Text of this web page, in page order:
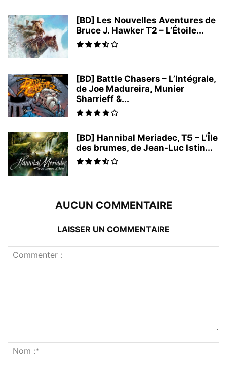
[BD] Les Nouvelles Aventures de
Bruce J. Hawker T2 – L’Étoile...
[BD] Battle Chasers – L’Intégrale,
de Joe Madureira, Munier
Sharrieff &...
[BD] Hannibal Meriadec, T5 – L’Île
des brumes, de Jean-Luc Istin...
AUCUN COMMENTAIRE
LAISSER UN COMMENTAIRE